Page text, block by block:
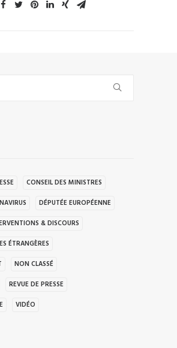
CONSEIL DES MINISTRES
DÉPUTÉE EUROPÉENNE
& DISCOURS
ÉTRANGÈRES
NON CLASSÉ
REVUE DE PRESSE
VIDÉO